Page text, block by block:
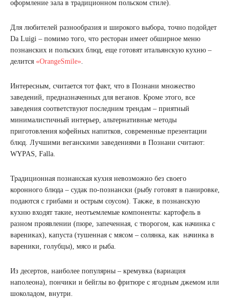
оформление зала в традиционном польском стиле).
Для любителей разнообразия и широкого выбора, точно подойдет
Da Luigi – помимо того, что ресторан имеет обширное меню
познанских и польских блюд, еще готовят итальянскую кухню –
делится «OrangeSmile».
Интересным, считается тот факт, что в Познани множество
заведений, предназначенных для веганов. Кроме этого, все
заведения соответствуют последним трендам – приятный
минималистичный интерьер, альтернативные методы
приготовления кофейных напитков, современные презентации
блюд. Лучшими веганскими заведениями в Познани считают:
WYPAS, Falla.
Традиционная познанская кухня невозможно без своего
коронного блюда – судак по-познански (рыбу готовят в панировке,
подаются с грибами и острым соусом). Также, в познанскую
кухню входят такие, неотъемлемые компоненты: картофель в
разном проявлении (пюре, запеченная, с творогом, как начинка с
варениках), капуста (тушенная с мясом – солянка, как начинка в
вареники, голубцы), мясо и рыба.
Из десертов, наиболее популярны – кремувка (вариация
наполеона), пончики и бейглы во фритюре с ягодным джемом или
шоколадом, внутри.